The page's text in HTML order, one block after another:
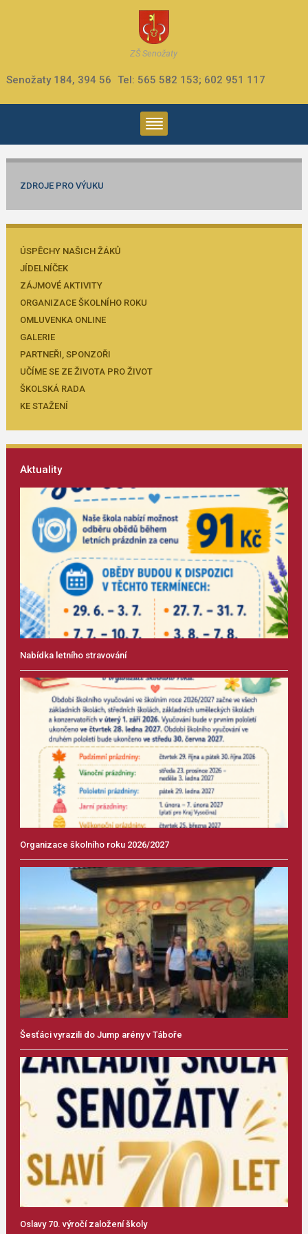
ZŠ Senožaty
Senožaty 184, 394 56 Tel: 565 582 153; 602 951 117
ZDROJE PRO VÝUKU
ÚSPĚCHY NAŠICH ŽÁKŮ
JÍDELNÍČEK
ZÁJMOVÉ AKTIVITY
ORGANIZACE ŠKOLNÍHO ROKU
OMLUVENKA ONLINE
GALERIE
PARTNEŘI, SPONZOŘI
UČÍME SE ZE ŽIVOTA PRO ŽIVOT
ŠKOLSKÁ RADA
KE STAŽENÍ
Aktuality
Nabídka letního stravování
Organizace školního roku 2026/2027
Šesťáci vyrazili do Jump arény v Táboře
Oslavy 70. výročí založení školy